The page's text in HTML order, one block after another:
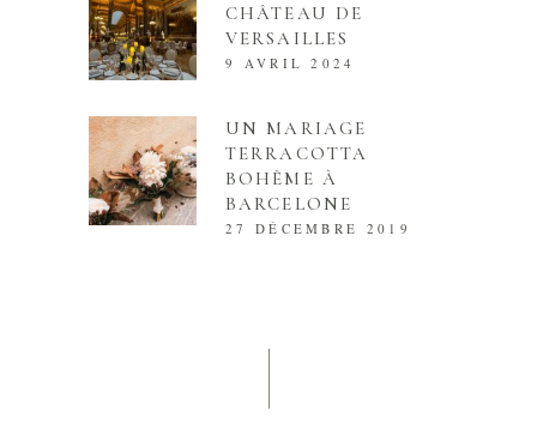
CHÂTEAU DE
VERSAILLES
9 AVRIL 2024
UN MARIAGE
TERRACOTTA
BOHÈME À
BARCELONE
27 DÉCEMBRE 2019